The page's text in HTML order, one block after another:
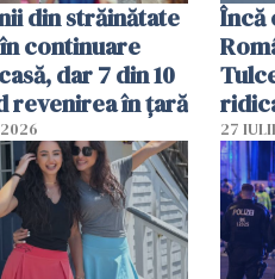
din străinătate
continuare
dar 7 din 10
revenirea în țară
Încă
27